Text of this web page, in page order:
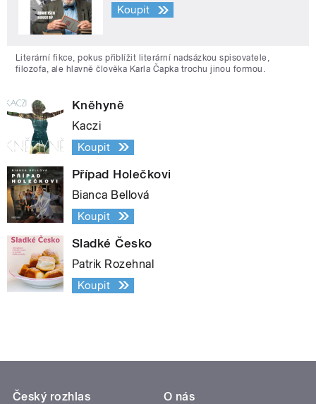
Koupit
Literární fikce, pokus přiblížit literární nadsázkou spisovatele,
filozofa, ale hlavně člověka Karla Čapka trochu jinou formou.
Kněhyně
Kaczi
Koupit
Případ Holečkovi
Bianca Bellová
Koupit
Sladké Česko
Patrik Rozehnal
Koupit
Český rozhlas
O nás